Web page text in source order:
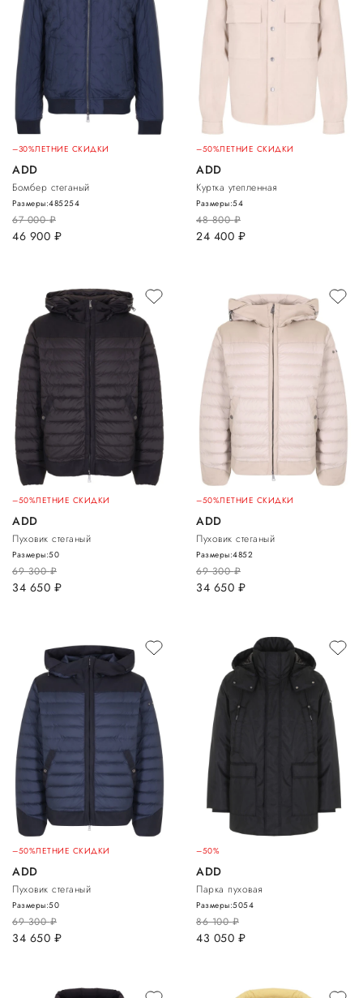
–30%ЛЕТНИЕ СКИДКИ
ADD
Бомбер стеганый
67 000руб.
46 900 руб.
Размеры:485254
–50%ЛЕТНИЕ СКИДКИ
ADD
Куртка утепленная
48 800руб.
24 400 руб.
Размеры:54
–50%ЛЕТНИЕ СКИДКИ
ADD
Пуховик стеганый
69 300руб.
34 650 руб.
Размеры:50
–50%ЛЕТНИЕ СКИДКИ
ADD
Пуховик стеганый
69 300руб.
34 650 руб.
Размеры:4852
–50%ЛЕТНИЕ СКИДКИ
ADD
Пуховик стеганый
69 300руб.
34 650 руб.
Размеры:50
–50%
ADD
Парка пуховая
86 100руб.
43 050 руб.
Размеры:5054